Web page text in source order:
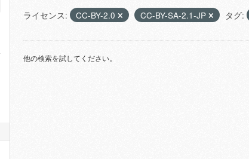
ライセンス: CC-BY-2.0 CC-BY-SA-2.1-JP タグ:
他の検索を試してください。